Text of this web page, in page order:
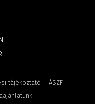
tájékoztató
ÁSZF